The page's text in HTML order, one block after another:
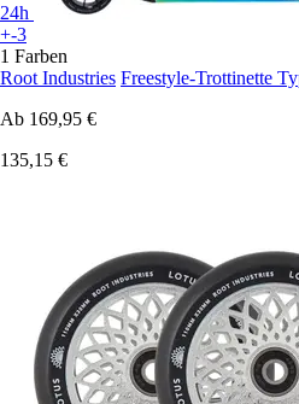
24h
+-3
1 Farben
Root Industries Freestyle-Trottinette
Ab 169,95 €
135,15 €